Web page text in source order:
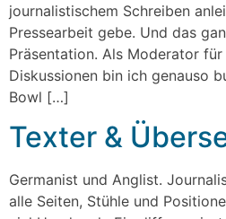
journalistischem Schreiben
Pressearbeit gebe. Und das
Präsentation. Als Moderator
Diskussionen bin ich genauso
Bowl […]
Texter &
Germanist und Anglist.
alle Seiten, Stühle und